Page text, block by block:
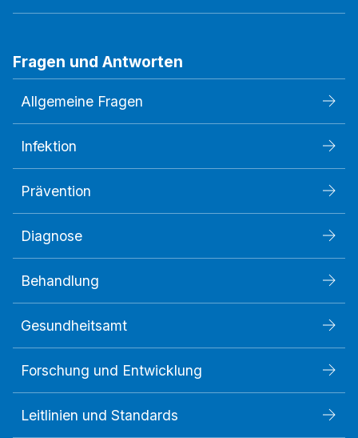
Fragen und Antworten
Allgemeine Fragen
Infektion
Prävention
Diagnose
Behandlung
Gesundheitsamt
Forschung und Entwicklung
Leitlinien und Standards